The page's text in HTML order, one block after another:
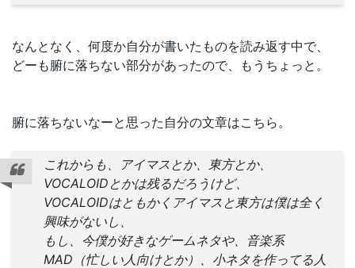
なんとなく、何度か自分が書いたものを読み返す中で、
どーも腑に落ちない部分があったので、もうちょっと。
腑に落ちないなーと思った自分の文章はこちら。
これからも、アイマスとか、東方とか、
VOCALOIDとかは残るだろうけど、
VOCALOIDはともかくアイマスと東方は僕は全く
興味がないし、
もし、今僕が好きなゲームネタや、音楽系
MAD（忙しい人向けとか）、小ネタを作ってる人